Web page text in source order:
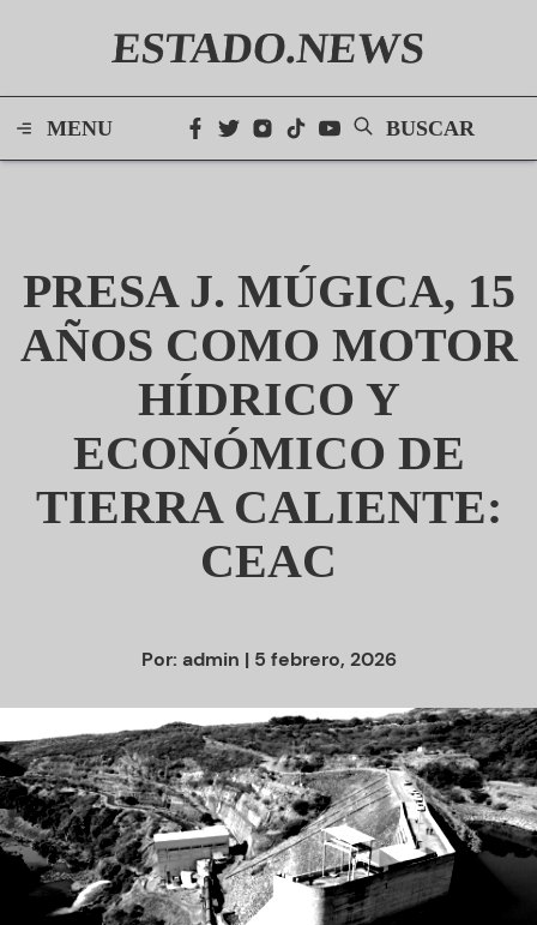
ESTADO.NEWS
MENU BUSCAR
PRESA J. MÚGICA, 15
AÑOS COMO MOTOR
HÍDRICO Y
ECONÓMICO DE
TIERRA CALIENTE:
CEAC
Por: admin | 5 febrero, 2026